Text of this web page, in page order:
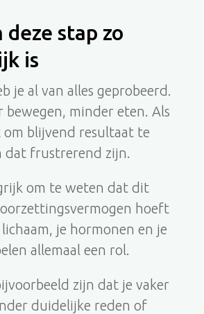
deze stap zo
is
je al van alles geprobeerd.
bewegen, minder eten. Als
blijvend resultaat te
dat frustrerend zijn.
om te weten dat dit
hoeft
je hormonen en je
allemaal een rol.
zijn dat je vaker
duidelijke reden of